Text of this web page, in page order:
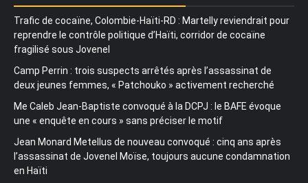
Trafic de cocaïne, Colombie-Haïti-RD : Martelly reviendrait pour
reprendre le contrôle politique d’Haïti, corridor de cocaïne
fragilisé sous Jovenel
Camp Perrin : trois suspects arrêtés après l’assassinat de
deux jeunes femmes, « Patchouko » activement recherché
Me Caleb Jean-Baptiste convoqué à la DCPJ : le BAFE évoque
une « enquête en cours » sans préciser le motif
Jean Monard Metellus de nouveau convoqué : cinq ans après
l’assassinat de Jovenel Moïse, toujours aucune condamnation
en Haïti